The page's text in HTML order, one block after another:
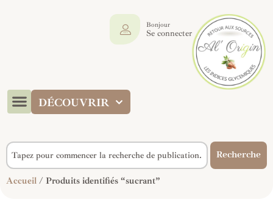
DÉCOUVRIR
Bonjour
Se connecter
Recherche
Accueil / Produits identifiés “sucrant”